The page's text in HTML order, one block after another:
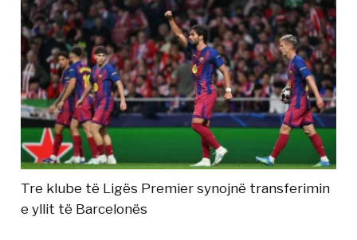
Tre klube të Ligës Premier synojnë transferimin
e yllit të Barcelonës